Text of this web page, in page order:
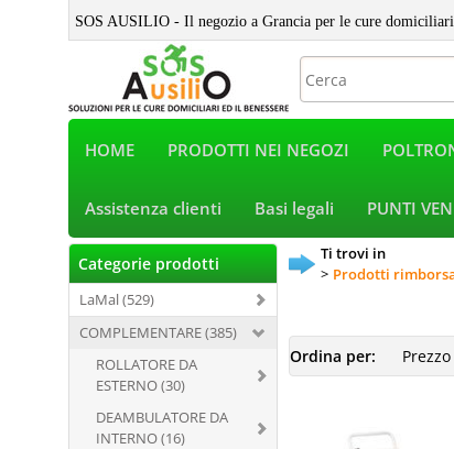
SOS AUSILIO - Il negozio a Grancia per le cure domiciliari
HOME PRODOTTI NEI NEGOZI
Assistenza clienti Basi legali PUNTI
Categorie prodotti
LaMal (529)
COMPLEMENTARE (385)
ROLLATORE DA
ESTERNO (30)
DEAMBULATORE DA
INTERNO (16)
Ti trovi in
Prodotti
Ordina per: